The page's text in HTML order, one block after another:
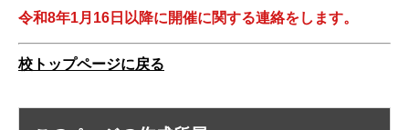
令和8年1月16日 以降に開催に関する連絡をします。
校トップページに戻る